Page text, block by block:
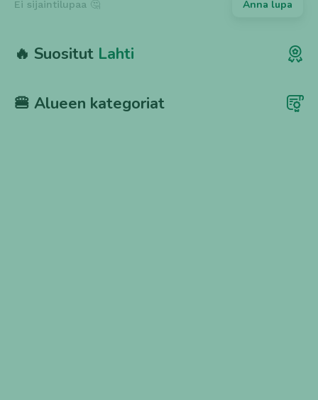
Ei sijaintilupaa 🤔 Anna lupa
🔥 Suositut Lahti
🍔 Alueen kategoriat